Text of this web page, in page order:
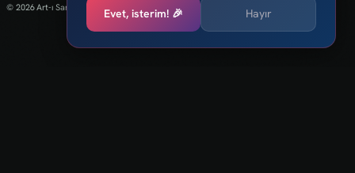
© 2026 Art-ı Sanat
Evet, isterim! 🎉 Hayır